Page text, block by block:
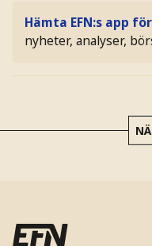
Hämta EFN:s app
nyheter, analyser,